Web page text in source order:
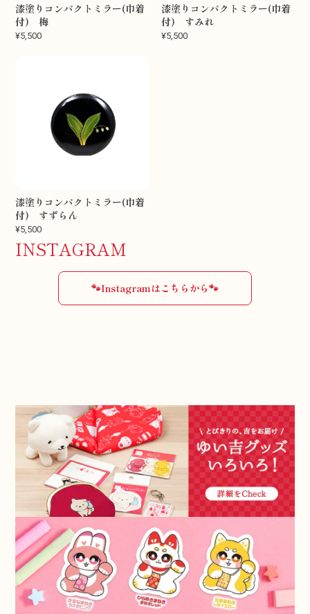
漆塗りコンパクトミラー(巾着
付) 梅
¥5,500
漆塗りコンパクトミラー(巾着
付) すみれ
¥5,500
漆塗りコンパクトミラー(巾着
付) すずらん
¥5,500
INSTAGRAM
🐾Instagramはこちらから🐾